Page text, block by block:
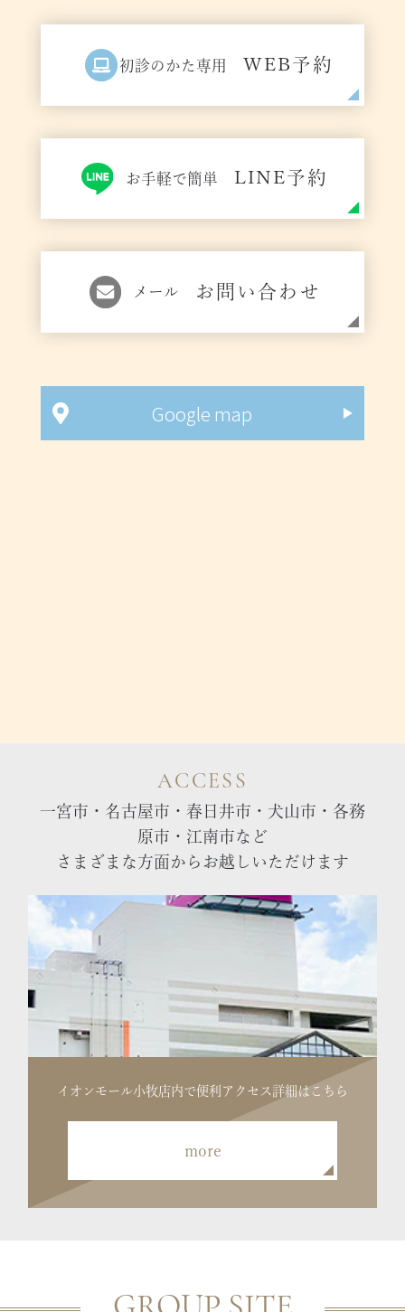
初診のかた専用 WEB予約
お手軽で簡単 LINE予約
メール お問い合わせ
Google map
ACCESS
一宮市・名古屋市・春日井市・犬山市・各務
原市・江南市など
さまざまな方面からお越しいただけます
イオンモール小牧店内で便利 アクセス詳細はこちら
more